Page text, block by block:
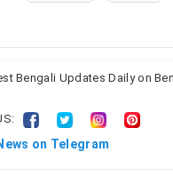
Bengali Updates Daily on
on Telegram